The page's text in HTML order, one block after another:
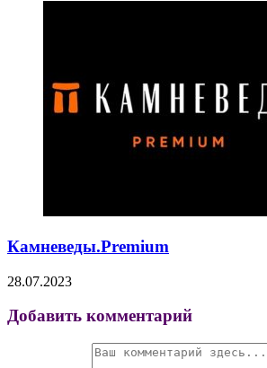
Камневеды.Premium
28.07.2023
Добавить комментарий